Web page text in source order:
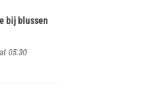
bij blussen
05:30